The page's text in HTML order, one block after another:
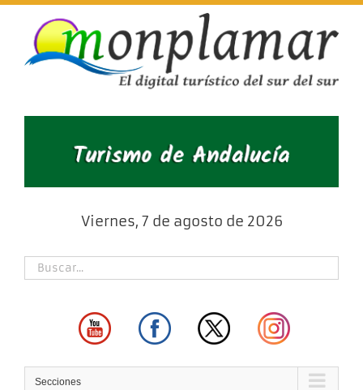
Skip
content
Viernes, 7 de agosto de 2026
Secciones